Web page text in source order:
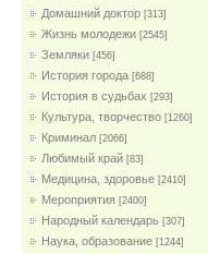
Домашний доктор [313]
Жизнь молодежи [2545]
Земляки [456]
История города [688]
История в судьбах [293]
Культура, творчество [1260]
Криминал [2066]
Любимый край [83]
Медицина, здоровье [2410]
Мероприятия [2400]
Народный календарь [307]
Наука, образование [1244]